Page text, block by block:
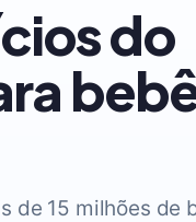
do
de 15 milhões de